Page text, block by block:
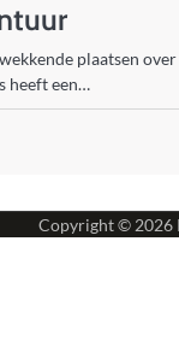
plaatsen over
heeft een…
Copyright © 2026